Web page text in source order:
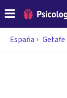
España Getafe